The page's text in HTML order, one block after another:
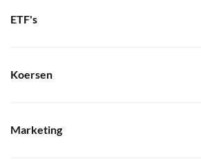
ETF's
Koersen
Marketing